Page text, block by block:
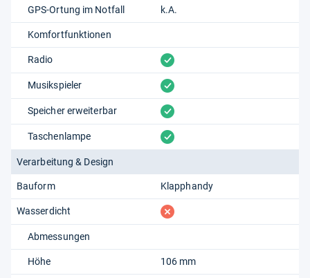
GPS-Ortung im Notfall k.A.
Komfortfunktionen
Radio vorhanden
Musikspieler vorhanden
Speicher erweiterbar vorhanden
Taschenlampe vorhanden
Verarbeitung & Design
Bauform Klapphandy
Wasserdicht fehlt
Abmessungen
Höhe 106 mm